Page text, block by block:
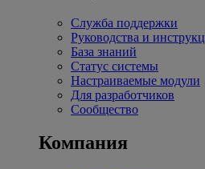
Служба поддержки
Руководства и
База знаний
Статус системы
Настраиваемые модули
Для разработчиков
Сообщество
Компания